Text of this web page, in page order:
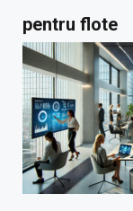
pentru flote